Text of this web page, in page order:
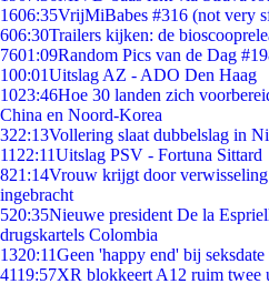
1606:35VrijMiBabes #316 (not very
606:30Trailers kijken: de
7601:09Random Pics van de Dag
100:01Uitslag AZ - ADO Den Haag
1023:46Hoe 30 landen zich
China en Noord-Korea
322:13Vollering slaat dubbelslag in
11 22:11Uitslag PSV - Fortuna Sittard
821:14Vrouw krijgt door verwisseling
ingebracht
520:35Nieuwe president De la
drugskartels Colombia
1320:11Geen 'happy end' bij
4119:57XR blokkeert A12 ruim twee